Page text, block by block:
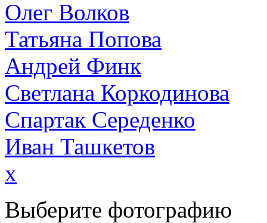
Олег Волков
Татьяна Попова
Андрей Финк
Светлана Коркодинова
Спартак Середенко
Иван Ташкетов
x
Выберите фотографию